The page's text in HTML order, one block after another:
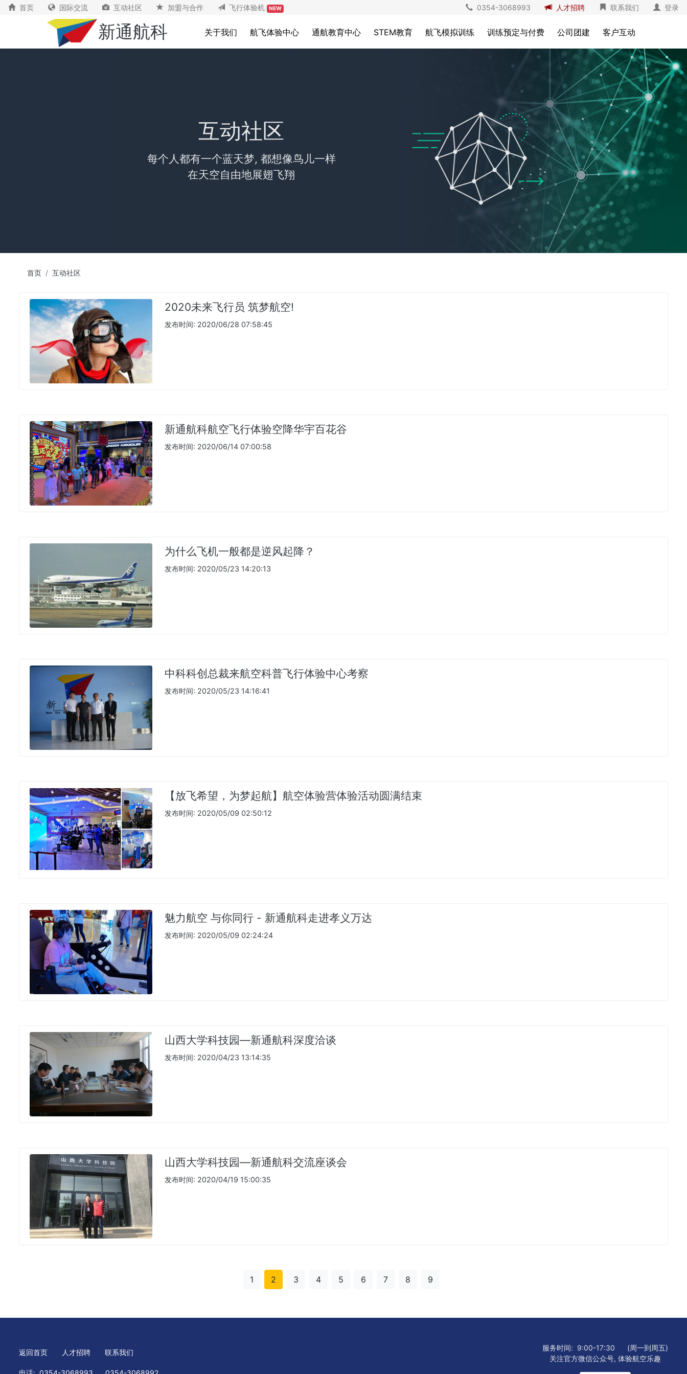
首页 国际交流 互动社区 加盟与合作 飞行体验机 NEW 0354-3068993 人才招聘 联系我们 登录
新通航科 关于我们 航飞体验中心 通航教育中心 STEM教育 航飞模拟训练 训练预定与付费 公司团建 客户互动
互动社区
每个人都有一个蓝天梦, 都想像鸟儿一样
在天空自由地展翅飞翔
首页 互动社区
2020未来飞行员 筑梦航空!
发布时间: 2020/06/28 07:58:45
新通航科航空飞行体验空降华宇百花谷
发布时间: 2020/06/14 07:00:58
为什么飞机一般都是逆风起降？
发布时间: 2020/05/23 14:20:13
中科科创总裁来航空科普飞行体验中心考察
发布时间: 2020/05/23 14:16:41
【放飞希望，为梦起航】航空体验营体验活动圆满结束
发布时间: 2020/05/09 02:50:12
魅力航空 与你同行 - 新通航科走进孝义万达
发布时间: 2020/05/09 02:24:24
山西大学科技园—新通航科深度洽谈
发布时间: 2020/04/23 13:14:35
山西大学科技园—新通航科交流座谈会
发布时间: 2020/04/19 15:00:35
1 2 3 4 5 6 7 8 9
返回首页 人才招聘 联系我们
服务时间: 9:00-17:30
(周一到周五)
关注官方微信公众号, 体验航空乐趣